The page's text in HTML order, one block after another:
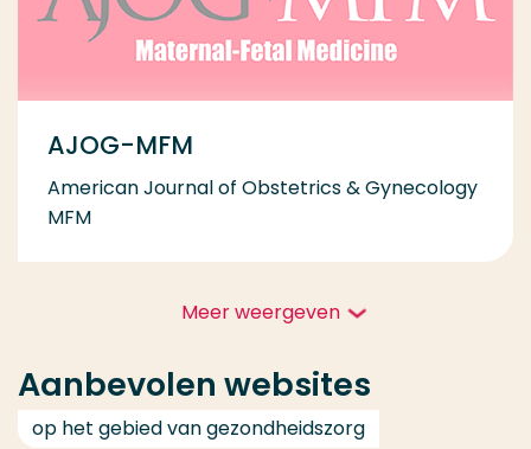
AJOG-MFM
American Journal of Obstetrics & Gynecology
MFM
Meer weergeven
Aanbevolen websites
op het gebied van gezondheidszorg